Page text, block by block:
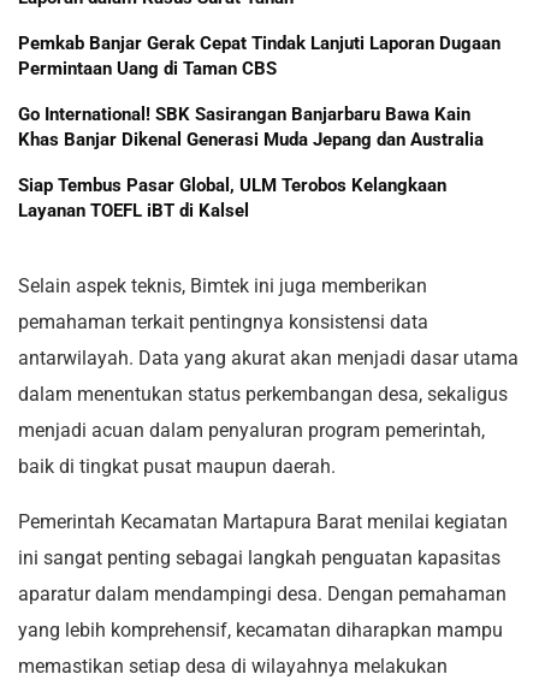
Pemkab Banjar Gerak Cepat Tindak Lanjuti Laporan Dugaan
Permintaan Uang di Taman CBS
Go International! SBK Sasirangan Banjarbaru Bawa Kain
Khas Banjar Dikenal Generasi Muda Jepang dan Australia
Siap Tembus Pasar Global, ULM Terobos Kelangkaan
Layanan TOEFL iBT di Kalsel
Selain aspek teknis, Bimtek ini juga memberikan
pemahaman terkait pentingnya konsistensi data
antarwilayah. Data yang akurat akan menjadi dasar utama
dalam menentukan status perkembangan desa, sekaligus
menjadi acuan dalam penyaluran program pemerintah,
baik di tingkat pusat maupun daerah.
Pemerintah Kecamatan Martapura Barat menilai kegiatan
ini sangat penting sebagai langkah penguatan kapasitas
aparatur dalam mendampingi desa. Dengan pemahaman
yang lebih komprehensif, kecamatan diharapkan mampu
memastikan setiap desa di wilayahnya melakukan